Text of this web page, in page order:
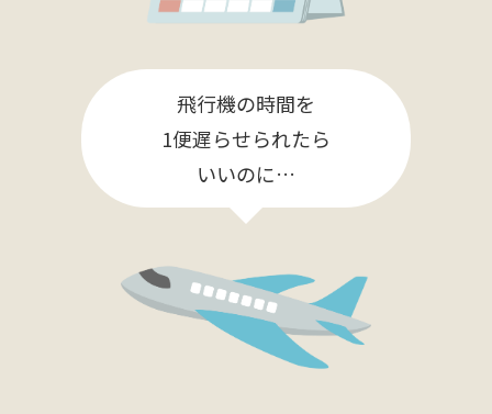
飛行機の時間を
1便遅らせられたら
いいのに…